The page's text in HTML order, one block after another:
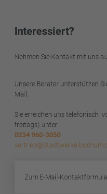
Interessiert?
Nehmen Sie Kontakt mit uns
Unsere Berater unterstützen
Mail.
Sie erreichen uns telefonisch
freitags) unter:
0234 960-3050
vertrieb@stadtwerke-
Zum E-Mail-